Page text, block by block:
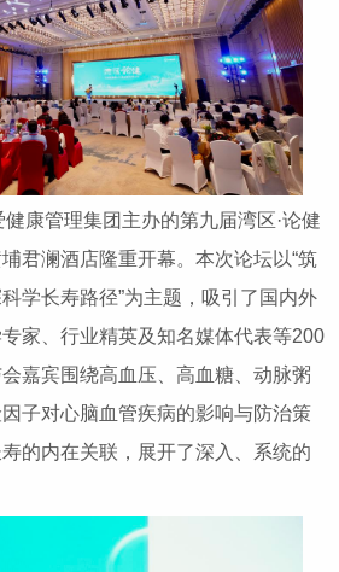
康管理集团主办的第九届湾区·论健
君澜酒店隆重开幕。本次论坛以“筑
学长寿路径”为主题，吸引了国内外
家、行业精英及知名媒体代表等200
嘉宾围绕高血压、高血糖、动脉粥
子对心脑血管疾病的影响与防治策
的内在关联，展开了深入、系统的